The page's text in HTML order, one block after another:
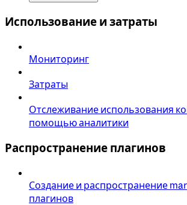
Использование и затраты
Мониторинг
Затраты
Отслеживание использования
помощью аналитики
Распространение плагинов
Создание и распространение
плагинов